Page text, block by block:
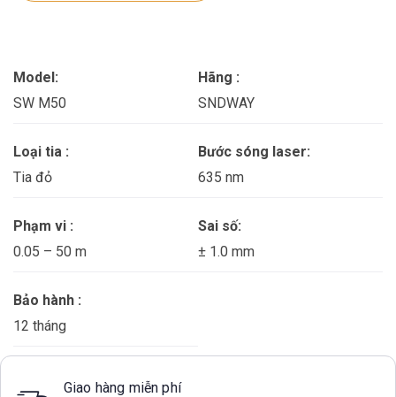
Model:
SW M50
Hãng :
SNDWAY
Loại tia :
Tia đỏ
Bước sóng laser:
635 nm
Phạm vi :
0.05 – 50 m
Sai số:
± 1.0 mm
Bảo hành :
12 tháng
Giao hàng miễn phí